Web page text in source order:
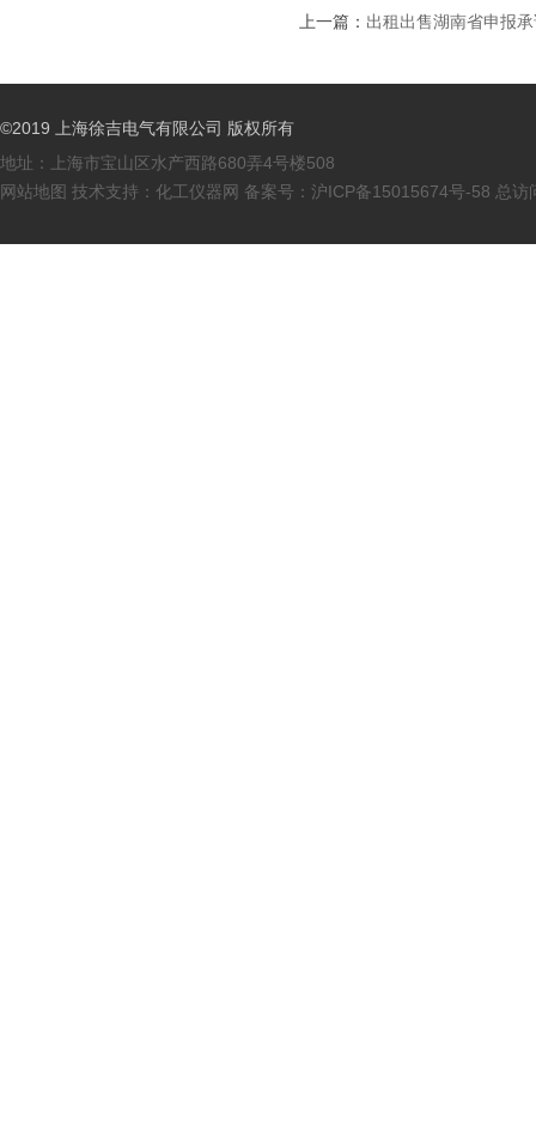
上一篇： 出租出售湖南省申报
©2019 上海徐吉电气有限公司 版权所有
地址：上海市宝山区水产西路680弄4号楼508
网站地图 技术支持： 化工仪器网 备案号： 沪ICP备15015674号-58 总访